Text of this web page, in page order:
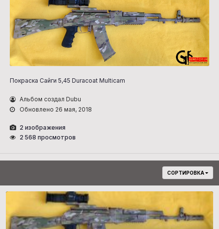
Покраска Сайги 5,45 Duracoat Multicam
Альбом создал Dubu
Обновлено 26 мая, 2018
2 изображения
2 568 просмотров
СОРТИРОВКА